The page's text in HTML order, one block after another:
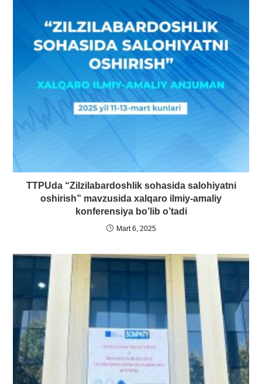
TTPUda “Zilzilabardoshlik sohasida salohiyatni
oshirish” mavzusida xalqaro ilmiy-amaliy
konferensiya bo’lib o’tadi
Mart 6, 2025